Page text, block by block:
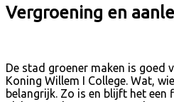
Vergroening en
De stad groener maken is goed
Koning Willem I College. Wat,
belangrijk. Zo is en blijft het een